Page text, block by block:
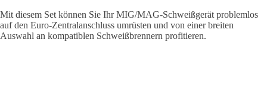
Mit diesem Set können Sie Ihr MIG/MAG-Schweißgerät problemlos
auf den Euro-Zentralanschluss umrüsten und von einer breiten
Auswahl an kompatiblen Schweißbrennern profitieren.